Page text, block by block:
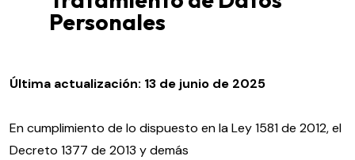
Personales
Última actualización: 13 de junio de 2025
En cumplimiento de lo dispuesto en la Ley 1581 de 2012, el
Decreto 1377 de 2013 y demás